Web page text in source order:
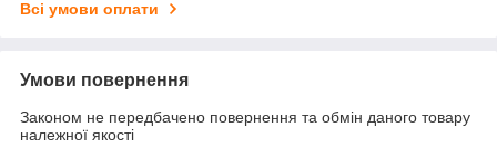
Всі умови оплати
Умови повернення
Законом не передбачено повернення та обмін даного товару
належної якості